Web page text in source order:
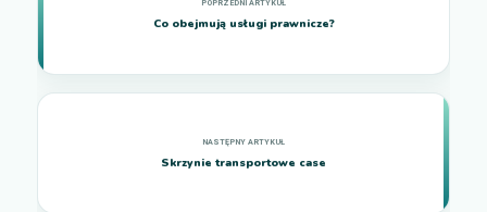
Co obejmują usługi prawnicze?
Skrzynie transportowe case